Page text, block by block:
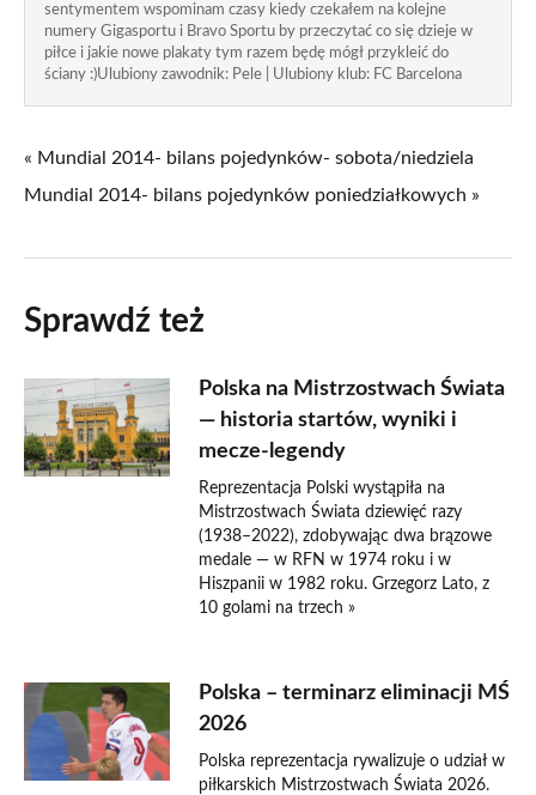
sentymentem wspominam czasy kiedy czekałem na kolejne
numery Gigasportu i Bravo Sportu by przeczytać co się dzieje w
piłce i jakie nowe plakaty tym razem będę mógł przykleić do
ściany :)Ulubiony zawodnik: Pele | Ulubiony klub: FC Barcelona
« Mundial 2014- bilans pojedynków- sobota/niedziela
Mundial 2014- bilans pojedynków poniedziałkowych »
Sprawdź też
Polska na Mistrzostwach Świata
— historia startów, wyniki i
mecze-legendy
Reprezentacja Polski wystąpiła na
Mistrzostwach Świata dziewięć razy
(1938–2022), zdobywając dwa brązowe
medale — w RFN w 1974 roku i w
Hiszpanii w 1982 roku. Grzegorz Lato, z
10 golami na trzech »
Polska – terminarz eliminacji MŚ
2026
Polska reprezentacja rywalizuje o udział w
piłkarskich Mistrzostwach Świata 2026.